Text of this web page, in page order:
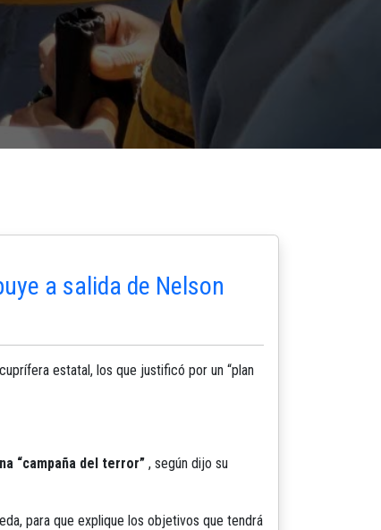
a salida de Nelson
estatal, los que justificó por un “plan
“campaña del terror” , según dijo su
para que explique los objetivos que tendrá